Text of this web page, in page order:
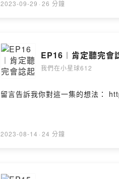
2023-09-29 · 26 分鐘
EP16︱肯定聽完會
我們在小星球612
留言告訴我你對這一集的想法：
2023-08-14 · 24 分鐘